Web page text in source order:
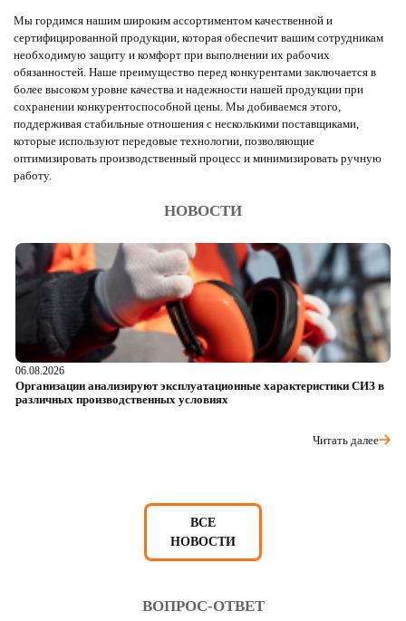
Мы гордимся нашим широким ассортиментом качественной и
сертифицированной продукции, которая обеспечит вашим сотрудникам
необходимую защиту и комфорт при выполнении их рабочих
обязанностей. Наше преимущество перед конкурентами заключается в
более высоком уровне качества и надежности нашей продукции при
сохранении конкурентоспособной цены. Мы добиваемся этого,
поддерживая стабильные отношения с несколькими поставщиками,
которые используют передовые технологии, позволяющие
оптимизировать производственный процесс и минимизировать ручную
работу.
НОВОСТИ
06.08.2026
Организации анализируют эксплуатационные характеристики СИЗ в
различных производственных условиях
Читать далее
ВСЕ
НОВОСТИ
ВОПРОС-ОТВЕТ